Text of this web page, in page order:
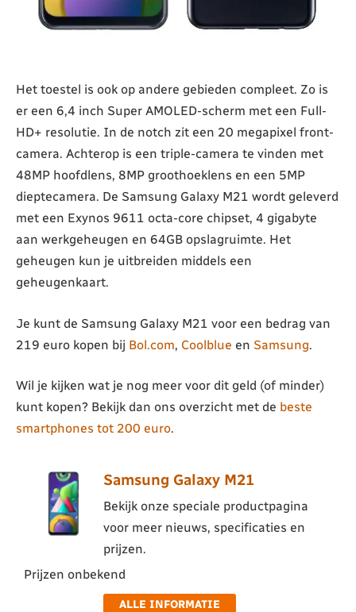
Het toestel is ook op andere gebieden compleet. Zo is
er een 6,4 inch Super AMOLED-scherm met een Full-
HD+ resolutie. In de notch zit een 20 megapixel front-
camera. Achterop is een triple-camera te vinden met
48MP hoofdlens, 8MP groothoeklens en een 5MP
dieptecamera. De Samsung Galaxy M21 wordt geleverd
met een Exynos 9611 octa-core chipset, 4 gigabyte
aan werkgeheugen en 64GB opslagruimte. Het
geheugen kun je uitbreiden middels een
geheugenkaart.
Je kunt de Samsung Galaxy M21 voor een bedrag van
219 euro kopen bij Bol.com, Coolblue en Samsung.
Wil je kijken wat je nog meer voor dit geld (of minder)
kunt kopen? Bekijk dan ons overzicht met de beste
smartphones tot 200 euro.
Samsung Galaxy M21
Bekijk onze speciale productpagina
voor meer nieuws, specificaties en
prijzen.
Prijzen onbekend
ALLE INFORMATIE